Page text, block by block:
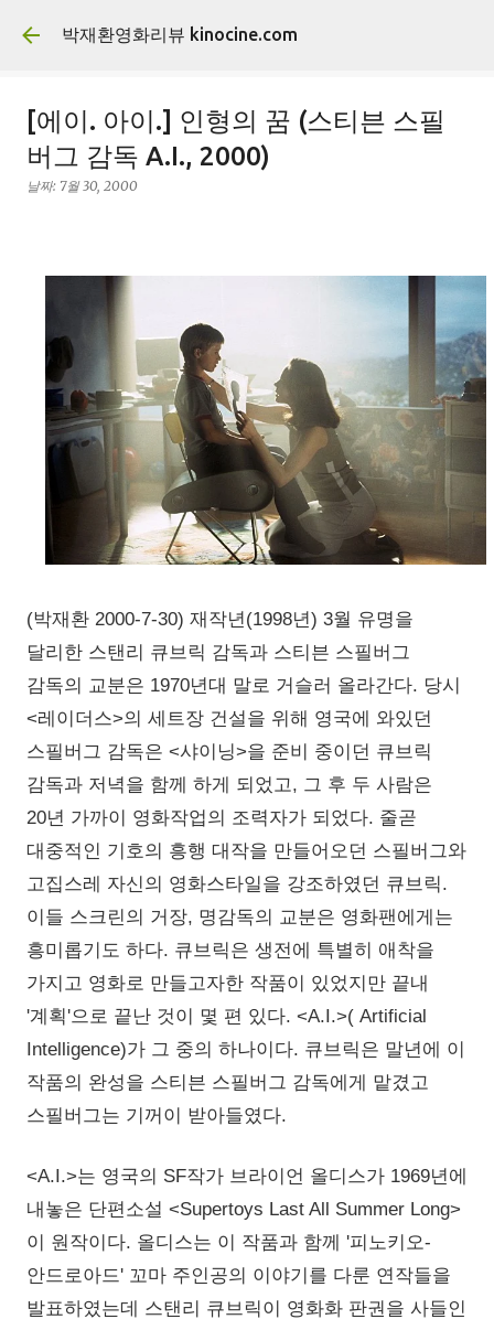
기본 콘텐츠로 건너뛰기
박재환영화리뷰 kinocine.com
[에이. 아이.] 인형의 꿈 (스티븐 스필
버그 감독 A.I., 2000)
날짜: 7월 30, 2000
(박재환 2000-7-30) 재작년(1998년) 3월 유명을
달리한 스탠리 큐브릭 감독과 스티븐 스필버그
감독의 교분은 1970년대 말로 거슬러 올라간다. 당시
<레이더스>의 세트장 건설을 위해 영국에 와있던
스필버그 감독은 <샤이닝>을 준비 중이던 큐브릭
감독과 저녁을 함께 하게 되었고, 그 후 두 사람은
20년 가까이 영화작업의 조력자가 되었다. 줄곧
대중적인 기호의 흥행 대작을 만들어오던 스필버그와
고집스레 자신의 영화스타일을 강조하였던 큐브릭.
이들 스크린의 거장, 명감독의 교분은 영화팬에게는
흥미롭기도 하다. 큐브릭은 생전에 특별히 애착을
가지고 영화로 만들고자한 작품이 있었지만 끝내
'계획'으로 끝난 것이 몇 편 있다. <A.I.>( Artificial
Intelligence)가 그 중의 하나이다. 큐브릭은 말년에 이
작품의 완성을 스티븐 스필버그 감독에게 맡겼고
스필버그는 기꺼이 받아들였다.
<A.I.>는 영국의 SF작가 브라이언 올디스가 1969년에
내놓은 단편소설 <Supertoys Last All Summer Long>
이 원작이다. 올디스는 이 작품과 함께 '피노키오-
안드로아드' 꼬마 주인공의 이야기를 다룬 연작들을
발표하였는데 스탠리 큐브릭이 영화화 판권을 사들인